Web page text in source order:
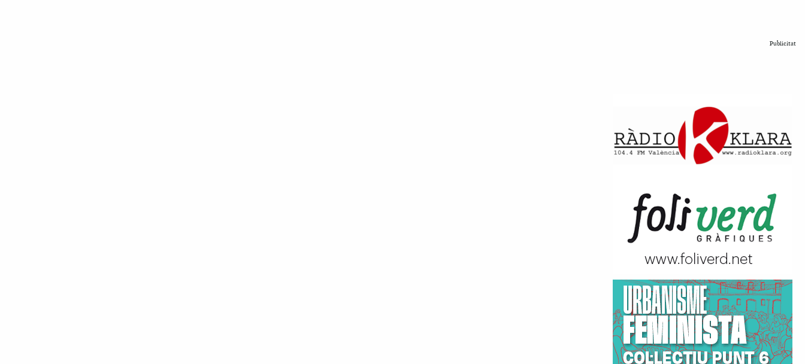
Publicitat